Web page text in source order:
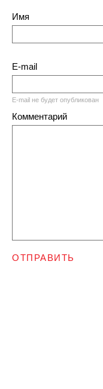
Имя
E-mail
E-mail не будет опубликован
Комментарий
ОТПРАВИТЬ